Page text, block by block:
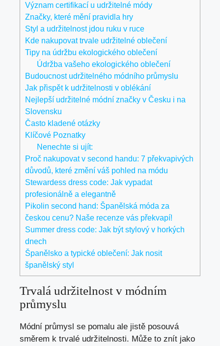
Význam certifikací u udržitelné módy
Značky, které mění pravidla hry
Styl a udržitelnost jdou ruku v ruce
Kde nakupovat trvale udržitelné oblečení
Tipy na údržbu ekologického oblečení
Údržba vašeho ekologického oblečení
Budoucnost udržitelného módního průmyslu
Jak přispět k udržitelnosti v oblékání
Nejlepší udržitelné módní značky v Česku i na
Slovensku
Často kladené otázky
Klíčové Poznatky
Nenechte si ujít:
Proč nakupovat v second handu: 7 překvapivých
důvodů, které změní váš pohled na módu
Stewardess dress code: Jak vypadat
profesionálně a elegantně
Pikolin second hand: Španělská móda za
českou cenu? Naše recenze vás překvapí!
Summer dress code: Jak být stylový v horkých
dnech
Španělsko a typické oblečení: Jak nosit
španělský styl
Trvalá udržitelnost v módním
průmyslu
Módní průmysl se pomalu ale jistě posouvá
směrem k trvalé udržitelnosti. Může to znít jako